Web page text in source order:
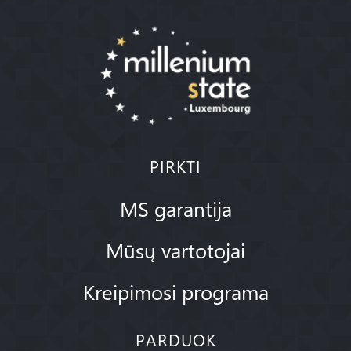
PIRKTI
MS garantija
Mūsų vartotojai
Kreipimosi programa
PARDUOK